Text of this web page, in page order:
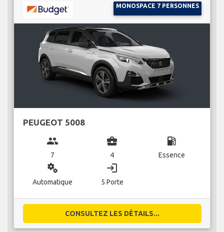
MONOSPACE 7 PERSONNES
PEUGEOT 5008
group
7
business_center
4
local_gas_station
Essence
miscellaneous_services
Automatique
login
5 Porte
CONSULTEZ LES DÉTAILS...